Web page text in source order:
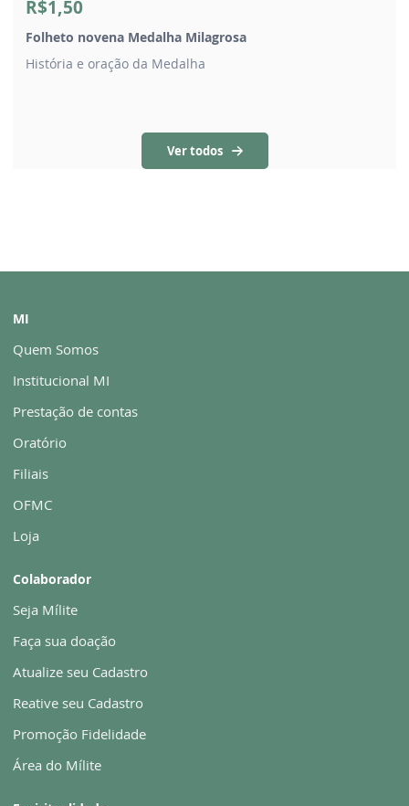
R$1,50
Folheto novena Medalha Milagrosa
História e oração da Medalha
Ver todos
MI
Quem Somos
Institucional MI
Prestação de contas
Oratório
Filiais
OFMC
Loja
Colaborador
Seja Mílite
Faça sua doação
Atualize seu Cadastro
Reative seu Cadastro
Promoção Fidelidade
Área do Mílite